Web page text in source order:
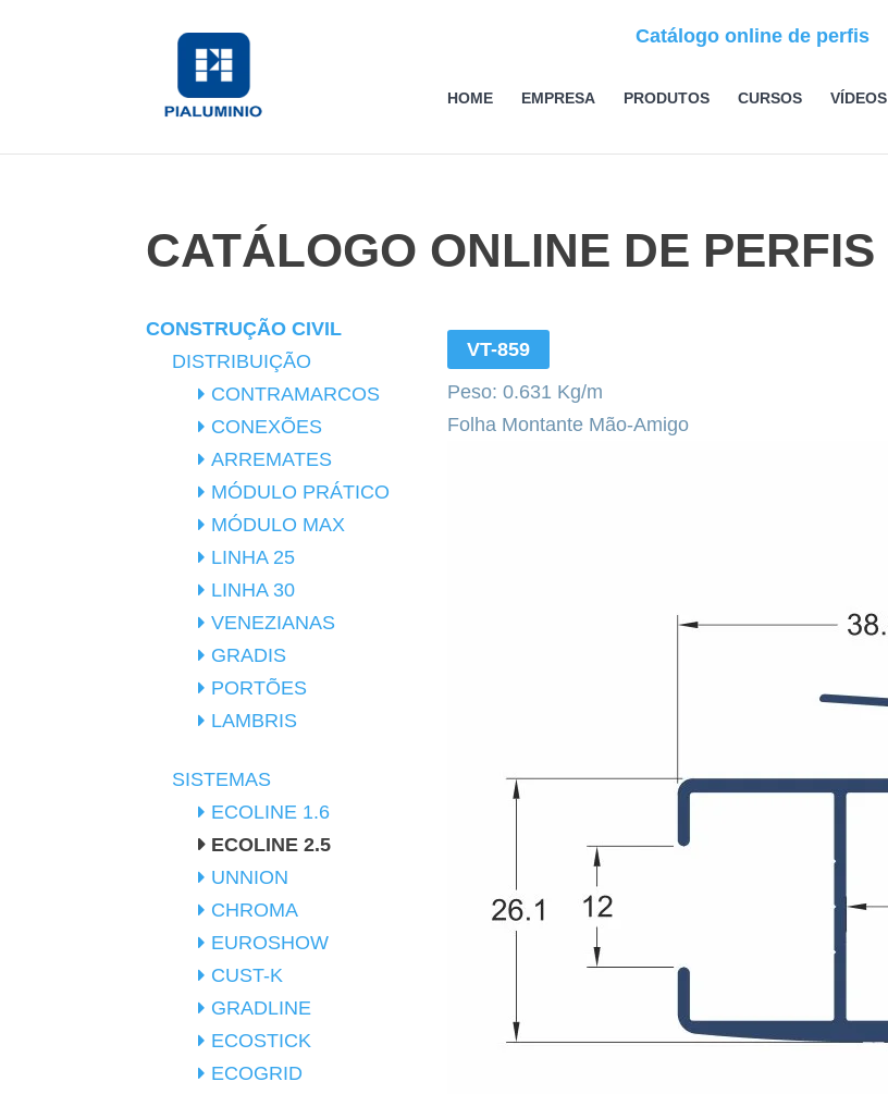
Catálogo online de perfis
HOME EMPRESA PRODUTOS CURSOS VÍDEOS
CATÁLOGO ONLINE DE PERFIS
VT-859
Peso: 0.631 Kg/m
Folha Montante Mão-Amigo
CONSTRUÇÃO CIVIL
DISTRIBUIÇÃO
CONTRAMARCOS
CONEXÕES
ARREMATES
MÓDULO PRÁTICO
MÓDULO MAX
LINHA 25
LINHA 30
VENEZIANAS
GRADIS
PORTÕES
LAMBRIS
SISTEMAS
ECOLINE 1.6
ECOLINE 2.5
UNNION
CHROMA
EUROSHOW
CUST-K
GRADLINE
ECOSTICK
ECOGRID